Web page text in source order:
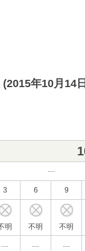
(2015年10月14
---
3 6 9
明 不明 不明
--- --- ---